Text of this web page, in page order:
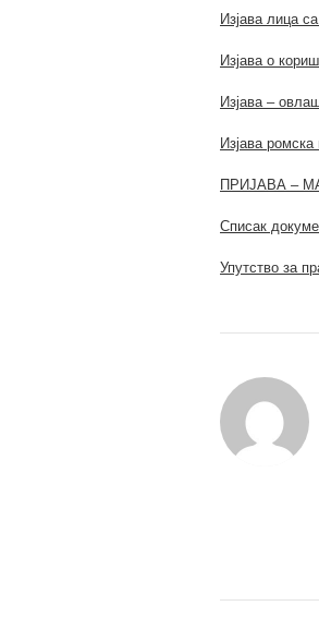
Изјава лица
Изјава о
Изјава –
Изјава
ПРИЈАВА –
Списак
Упутство за